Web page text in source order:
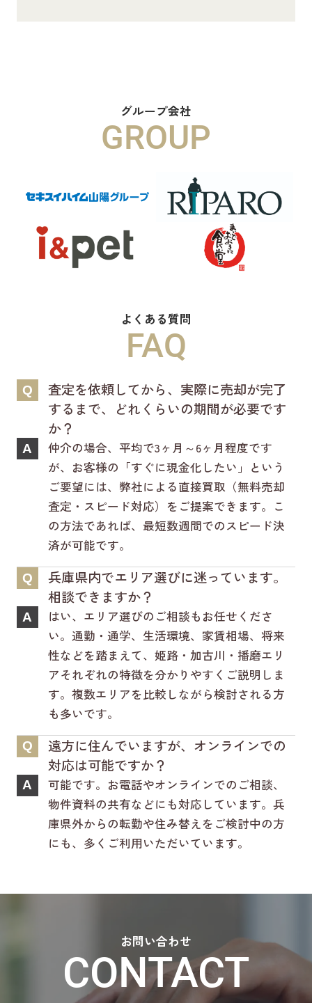
7.4万円
2026.06.29
新ホームページは検索も楽々♪スマホに
是非一度ご覧ください(^^♪
グループ会社
GROUP
よくある質問
FAQ
Q
査定を依頼してから、実際に売却が完了
するまで、どれくらいの期間が必要です
か？
A
仲介の場合、平均で3ヶ月～6ヶ月程度です
が、お客様の「すぐに現金化したい」という
ご要望には、弊社による直接買取（無料売却
査定・スピード対応）をご提案できます。こ
の方法であれば、最短数週間でのスピード決
済が可能です。
Q
兵庫県内でエリア選びに迷っています。
相談できますか？
A
はい、エリア選びのご相談もお任せくださ
い。通勤・通学、生活環境、家賃相場、将来
性などを踏まえて、姫路・加古川・播磨エリ
アそれぞれの特徴を分かりやすくご説明しま
す。複数エリアを比較しながら検討される方
も多いです。
Q
遠方に住んでいますが、オンラインでの
対応は可能ですか？
A
可能です。お電話やオンラインでのご相談、
物件資料の共有などにも対応しています。兵
庫県外からの転勤や住み替えをご検討中の方
にも、多くご利用いただいています。
お問い合わせ
CONTACT